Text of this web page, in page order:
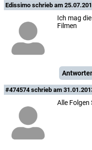
Edissimo schrieb am
Ich mag
Filmen
#474574schrieb am
Alle